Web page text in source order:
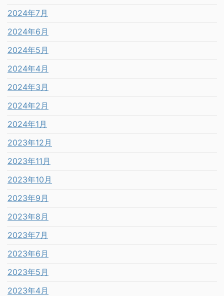
2024年7月
2024年6月
2024年5月
2024年4月
2024年3月
2024年2月
2024年1月
2023年12月
2023年11月
2023年10月
2023年9月
2023年8月
2023年7月
2023年6月
2023年5月
2023年4月